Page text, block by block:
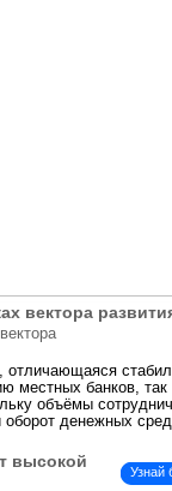
вектора
отличающаяся
местных банков, так
объёмы
денежных
Узнай
высокой